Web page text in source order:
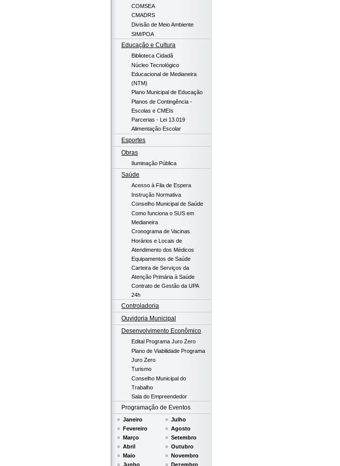
COMSEA
CMADRS
Divisão de Meio Ambiente
SIM/POA
Educação e Cultura
Biblioteca Cidadã
Núcleo Tecnológico
Educacional de Medianeira
(NTM)
Plano Municipal de Educação
Planos de Contingência -
Escolas e CMEIs
Parcerias - Lei 13.019
Alimentação Escolar
Esportes
Obras
Iluminação Pública
Saúde
Acesso à Fila de Espera
Instrução Normativa
Conselho Municipal de Saúde
Como funciona o SUS em
Medianeira
Cronograma de Vacinas
Horários e Locais de
Atendimento dos Médicos
Equipamentos de Saúde
Carteira de Serviços da
Atenção Primária à Saúde
Contrato de Gestão da UPA
24h
Controladoria
Ouvidoria Municipal
Desenvolvimento Econômico
Edital Programa Juro Zero
Plano de Viabilidade Programa
Juro Zero
Turismo
Conselho Municipal do
Trabalho
Sala do Empreendedor
Programação de Eventos
Janeiro
Fevereiro
Março
Abril
Maio
Junho
Julho
Agosto
Setembro
Outubro
Novembro
Dezembro